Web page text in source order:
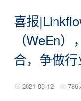
场景方案
广告追踪
营销自动化
客户画像
私域流量池
数据报表
生命周期管理
全域SCRM
行业方案
保险行业
B2B行业
零售行业
汽车行业
集成
营销研习社
案例干货
微课堂
知识库
热门活动
关于我们
公司介绍
公司动态
渠道合作
应用开发合作
喜报
（WeEn
合，争做
2021-03-12 786